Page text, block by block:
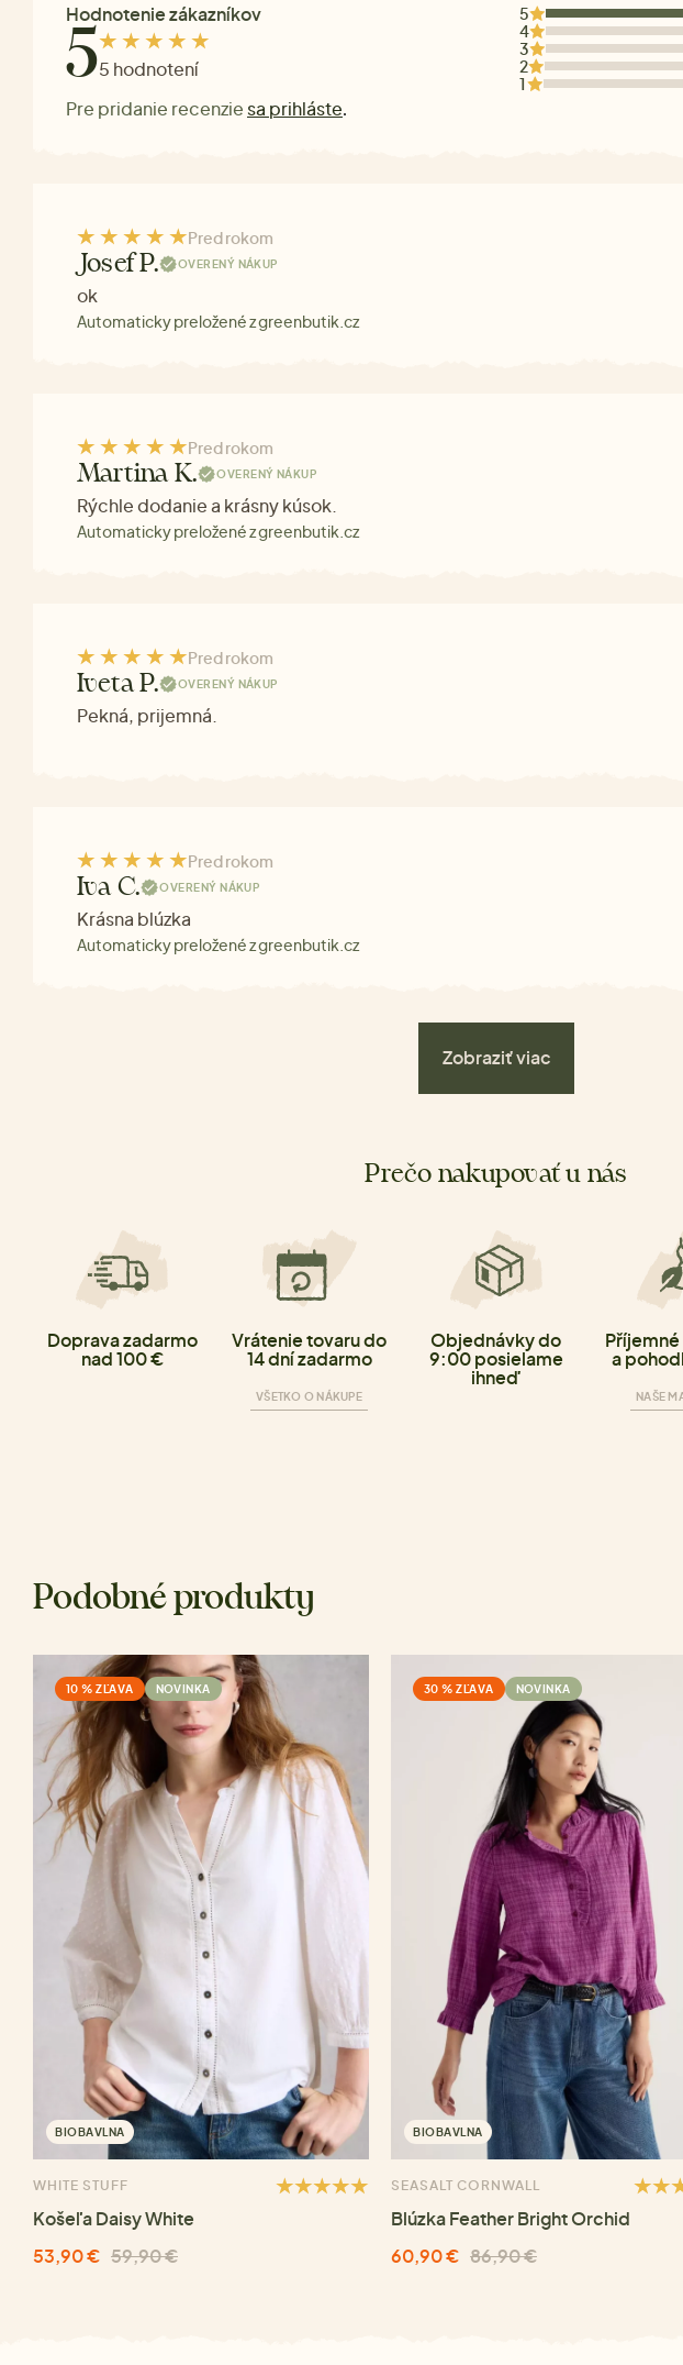
Hodnotenie zákazníkov
55 hodnotení
Pre pridanie recenzie sa prihláste.
5
4
3
2
1
Pred rokom
Josef P. OVERENÝ NÁKUP
ok
Automaticky preložené z greenbutik.cz
Pred rokom
Martina K. OVERENÝ NÁKUP
Rýchle dodanie a krásny kúsok.
Automaticky preložené z greenbutik.cz
Pred rokom
Iveta P. OVERENÝ NÁKUP
Pekná, prijemná.
Pred rokom
Iva C. OVERENÝ NÁKUP
Krásna blúzka
Automaticky preložené z greenbutik.cz
Zobraziť viac
Prečo nakupovať u nás
Doprava zadarmo
nad 100 €
Vrátenie tovaru do
14 dní zadarmo
VŠETKO O NÁKUPE
Objednávky do
9:00 posielame
ihneď
a
NAŠE
Podobné produkty
10 % ZĽAVA NOVINKA
BIOBAVLNA
WHITE STUFF
Košeľa Daisy White
53,90 € 59,90 €
30 % ZĽAVA NOVINKA
BIOBAVLNA
SEASALT CORNWALL
Blúzka Feather Bright Orchid
60,90 € 86,90 €